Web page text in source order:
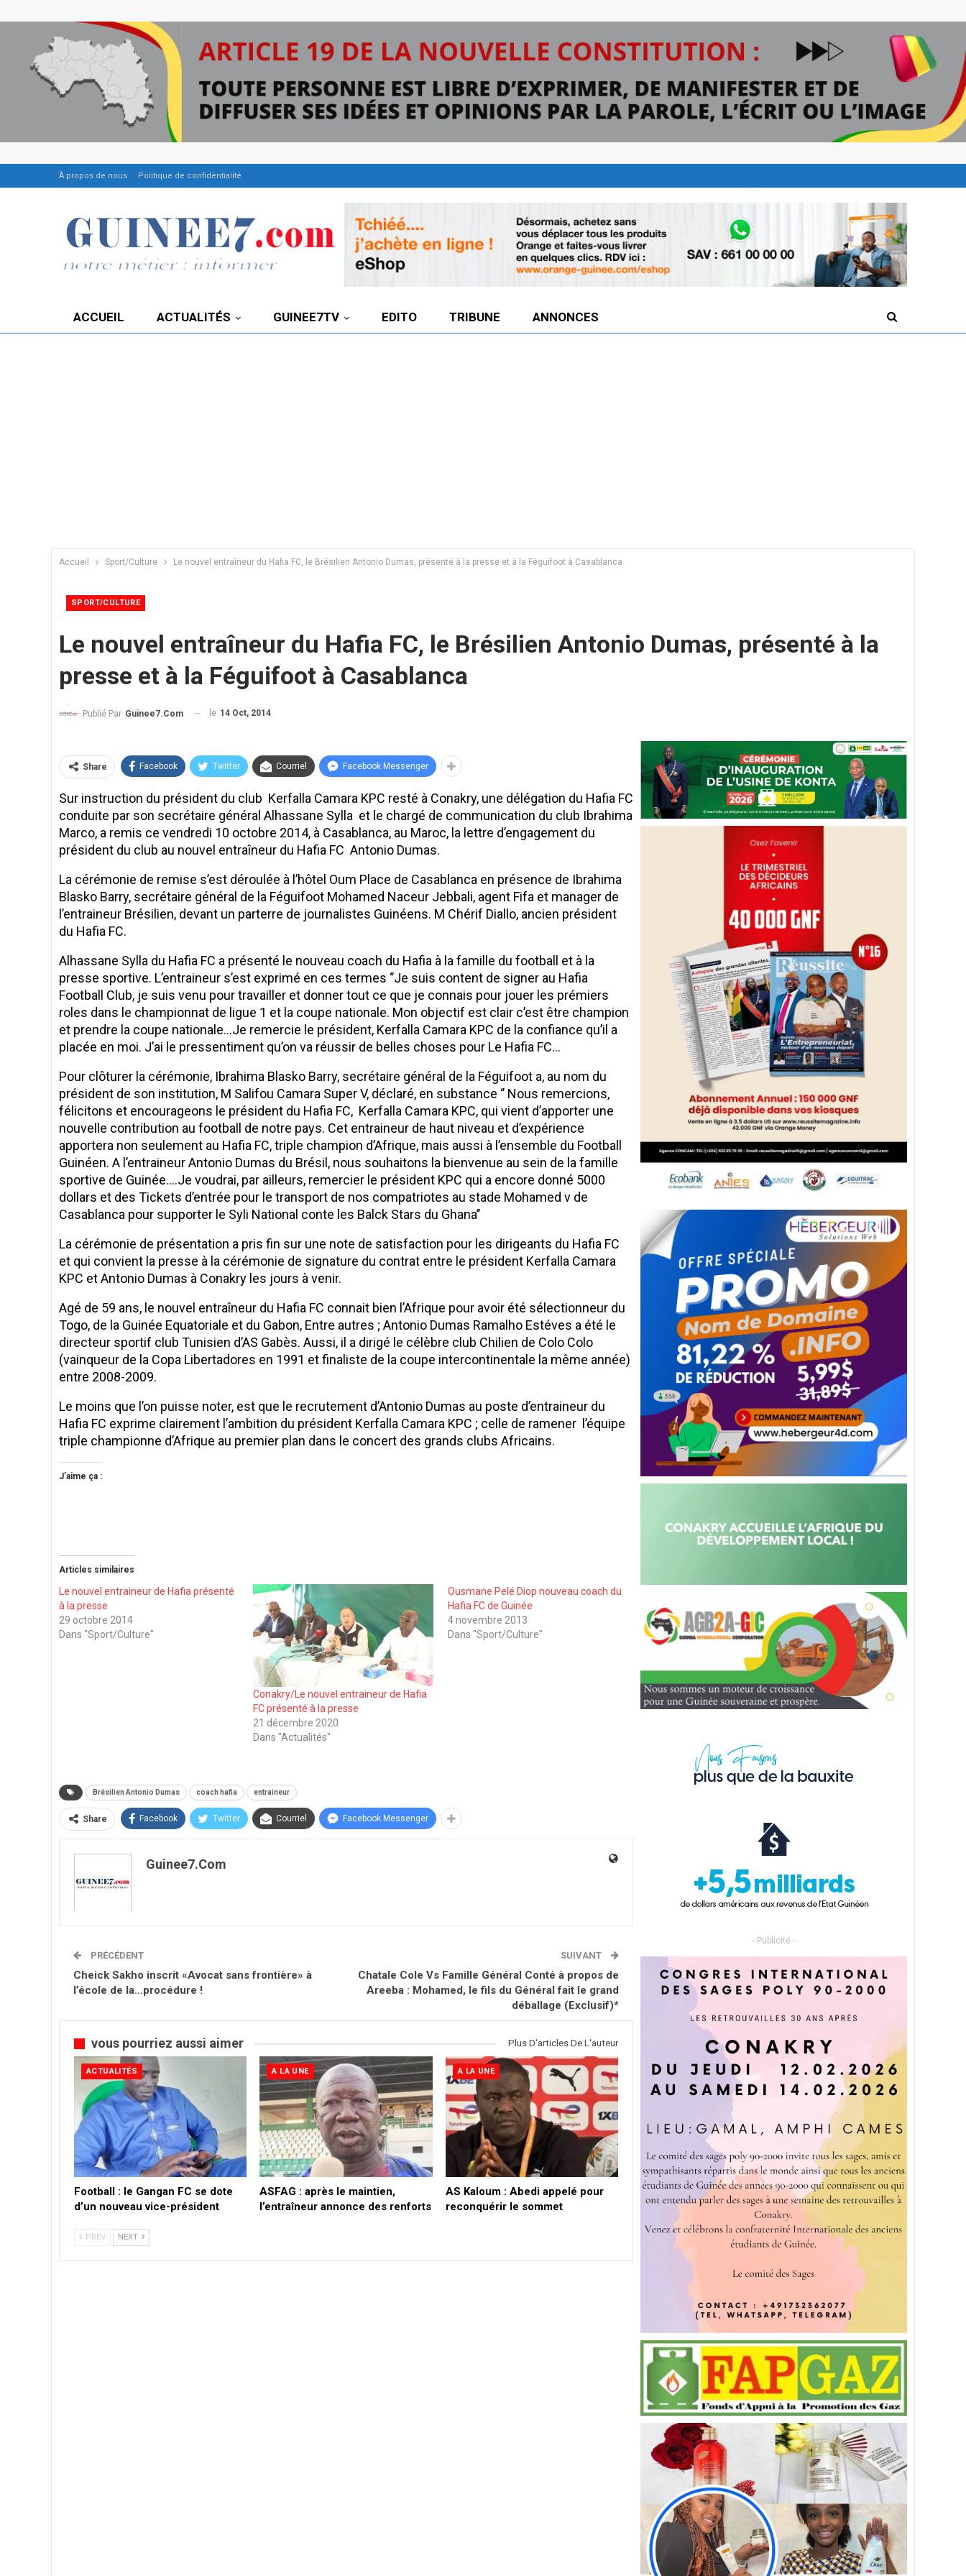
À propos de nous Politique de confidentialité
ACCUEIL ACTUALITÉS GUINEE7TV EDITO TRIBUNE ANNONCES
Accueil Sport/Culture Le nouvel entraîneur du Hafia FC, le Brésilien Antonio Dumas, présenté à la presse et à la Féguifoot à Casablanca
SPORT/CULTURE
Le nouvel entraîneur du Hafia FC, le Brésilien Antonio Dumas, présenté à la
presse et à la Féguifoot à Casablanca
Publié Par Guinee7.com le 14 Oct, 2014
Share Facebook Twitter Courriel Facebook Messenger
Sur instruction du président du club Kerfalla Camara KPC resté à Conakry, une délégation du Hafia FC
conduite par son secrétaire général Alhassane Sylla et le chargé de communication du club Ibrahima
Marco, a remis ce vendredi 10 octobre 2014, à Casablanca, au Maroc, la lettre d’engagement du
président du club au nouvel entraîneur du Hafia FC Antonio Dumas.
La cérémonie de remise s’est déroulée à l’hôtel Oum Place de Casablanca en présence de Ibrahima
Blasko Barry, secrétaire général de la Féguifoot Mohamed Naceur Jebbali, agent Fifa et manager de
l’entraineur Brésilien, devant un parterre de journalistes Guinéens. M Chérif Diallo, ancien président
du Hafia FC.
Alhassane Sylla du Hafia FC a présenté le nouveau coach du Hafia à la famille du football et à la
presse sportive. L’entraineur s’est exprimé en ces termes ‘’Je suis content de signer au Hafia
Football Club, je suis venu pour travailler et donner tout ce que je connais pour jouer les prémiers
roles dans le championnat de ligue 1 et la coupe nationale. Mon objectif est clair c’est être champion
et prendre la coupe nationale…Je remercie le président, Kerfalla Camara KPC de la confiance qu’il a
placée en moi. J’ai le pressentiment qu’on va réussir de belles choses pour Le Hafia FC…
Pour clôturer la cérémonie, Ibrahima Blasko Barry, secrétaire général de la Féguifoot a, au nom du
président de son institution, M Salifou Camara Super V, déclaré, en substance ‘’ Nous remercions,
félicitons et encourageons le président du Hafia FC, Kerfalla Camara KPC, qui vient d’apporter une
nouvelle contribution au football de notre pays. Cet entraineur de haut niveau et d’expérience
apportera non seulement au Hafia FC, triple champion d’Afrique, mais aussi à l’ensemble du Football
Guinéen. A l’entraineur Antonio Dumas du Brésil, nous souhaitons la bienvenue au sein de la famille
sportive de Guinée….Je voudrai, par ailleurs, remercier le président KPC qui a encore donné 5000
dollars et des Tickets d’entrée pour le transport de nos compatriotes au stade Mohamed v de
Casablanca pour supporter le Syli National conte les Balck Stars du Ghana’’
La cérémonie de présentation a pris fin sur une note de satisfaction pour les dirigeants du Hafia FC
et qui convient la presse à la cérémonie de signature du contrat entre le président Kerfalla Camara
KPC et Antonio Dumas à Conakry les jours à venir.
Agé de 59 ans, le nouvel entraîneur du Hafia FC connait bien l’Afrique pour avoir été sélectionneur du
Togo, de la Guinée Equatoriale et du Gabon, Entre autres ; Antonio Dumas Ramalho Estéves a été le
directeur sportif club Tunisien d’AS Gabès. Aussi, il a dirigé le célèbre club Chilien de Colo Colo
(vainqueur de la Copa Libertadores en 1991 et finaliste de la coupe intercontinentale la même année)
entre 2008-2009.
Le moins que l’on puisse noter, est que le recrutement d’Antonio Dumas au poste d’entraineur du
Hafia FC exprime clairement l’ambition du président Kerfalla Camara KPC ; celle de ramener l’équipe
triple championne d’Afrique au premier plan dans le concert des grands clubs Africains.
J’aime ça :
Articles similaires
Le nouvel entraineur de Hafia présenté
à la presse
29 octobre 2014
Dans "Sport/Culture"
Conakry/Le nouvel entraineur de Hafia
FC présenté à la presse
21 décembre 2020
Dans "Actualités"
Ousmane Pelé Diop nouveau coach du
Hafia FC de Guinée
4 novembre 2013
Dans "Sport/Culture"
Brésilien Antonio Dumas coach hafia entraineur
Share Facebook Twitter Courriel Facebook Messenger
Guinee7.com
PRÉCÉDENT
Cheick Sakho inscrit «Avocat sans frontière» à
l’école de la…procédure !
SUIVANT
Chatale Cole Vs Famille Général Conté à propos de
Areeba : Mohamed, le fils du Général fait le grand
déballage (Exclusif)*
vous pourriez aussi aimer Plus D'articles De L'auteur
ACTUALITÉS
Football : le Gangan FC se dote
d’un nouveau vice-président
A LA UNE
ASFAG : après le maintien,
l’entraîneur annonce des renforts
A LA UNE
AS Kaloum : Abedi appelé pour
reconquérir le sommet
PREV NEXT
- Publicité -